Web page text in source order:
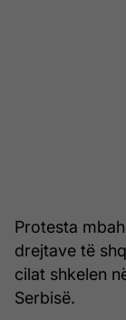
Protesta
drejtave të
cilat shkelen
Serbisë.